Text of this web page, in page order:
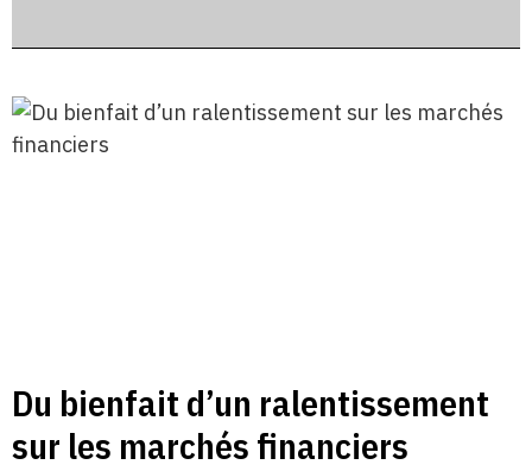
Du bienfait d’un ralentissement
sur les marchés financiers